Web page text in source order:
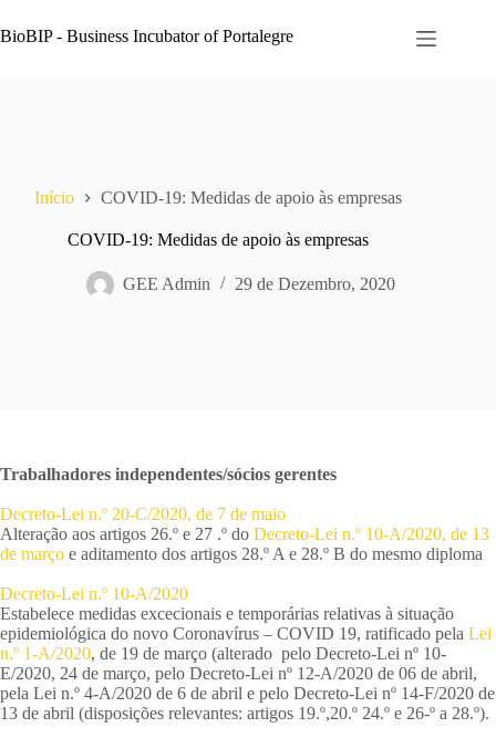
para
o
BioBIP - Business Incubator of Portalegre
Início COVID-19: Medidas de apoio às empresas
COVID-19: Medidas de apoio às empresas
GEE Admin 29 de Dezembro, 2020
Trabalhadores independentes/sócios gerentes
Decreto-Lei n.º 20-C/2020, de 7 de maio
Alteração aos artigos 26.º e 27 .º do Decreto-Lei n.º 10-A/2020, de 13
de março e aditamento dos artigos 28.º A e 28.º B do mesmo diploma
Decreto-Lei n.º 10-A/2020
Estabelece medidas excecionais e temporárias relativas à situação
epidemiológica do novo Coronavírus – COVID 19, ratificado pela Lei
n.º 1-A/2020, de 19 de março (alterado pelo Decreto-Lei nº 10-
E/2020, 24 de março, pelo Decreto-Lei nº 12-A/2020 de 06 de abril,
pela Lei n.º 4-A/2020 de 6 de abril e pelo Decreto-Lei nº 14-F/2020 de
13 de abril (disposições relevantes: artigos 19.º,20.º 24.º e 26-º a 28.º).